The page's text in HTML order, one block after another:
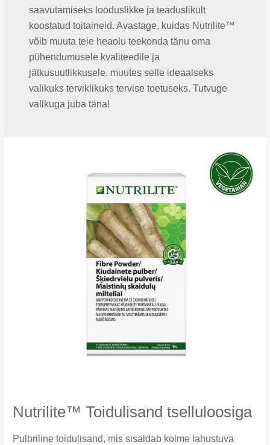
saavutamiseks looduslikke ja teaduslikult
koostatud toitaineid. Avastage, kuidas Nutrilite™
võib muuta teie heaolu teekonda tänu oma
pühendumusele kvaliteedile ja
jätkusuutlikkusele, muutes selle ideaalseks
valikuks terviklikuks tervise toetuseks. Tutvuge
valikuga juba täna!
Nutrilite™ Toidulisand tselluloosiga
Pulbriline toidulisand, mis sisaldab kolme lahustuva